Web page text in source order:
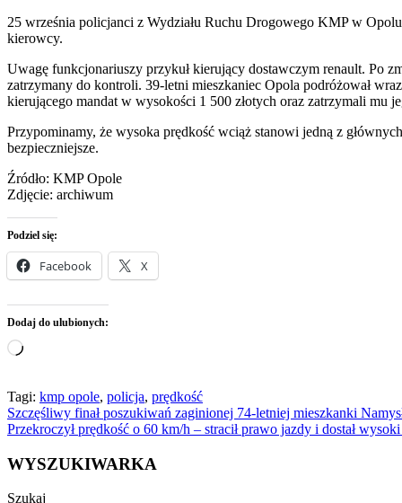
25 września policjanci z Wydziału Ruchu Drogowego KMP w
kierowcy.
Uwagę funkcjonariuszy przykuł kierujący dostawczym renault. Po
zatrzymany do kontroli. 39-letni mieszkaniec Opola podróżował
kierującego mandat w wysokości 1 500 złotych oraz zatrzymali mu
Przypominamy, że wysoka prędkość wciąż stanowi jedną z
bezpieczniejsze.
Źródło: KMP Opole
Zdjęcie: archiwum
Podziel się:
Facebook X
Dodaj do ulubionych:
Wczytywanie…
Tagi: kmp opole, policja, prędkość
Nawigacja
wpisu
Szczęśliwy finał poszukiwań zaginionej 74-letniej mieszkanki
Przekroczył prędkość o 60 km/h – stracił prawo jazdy i dostał
WYSZUKIWARKA
Szukaj